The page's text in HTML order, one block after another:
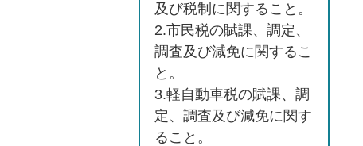
及び税制に関すること。
2.市民税の賦課、調定、
調査及び減免に関するこ
と。
3.軽自動車税の賦課、調
定、調査及び減免に関す
ること。